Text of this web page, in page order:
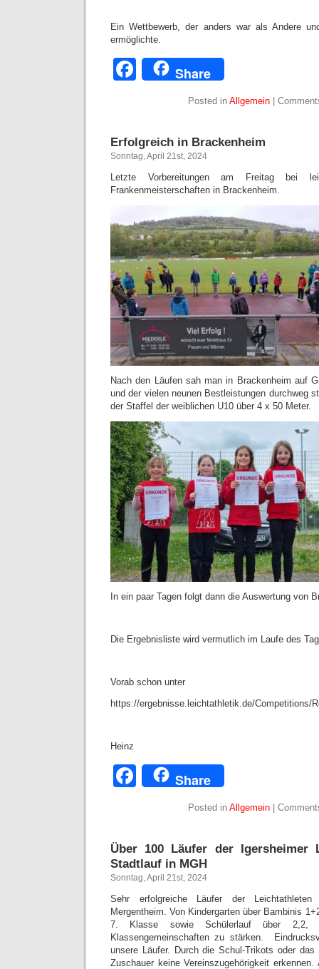
Ein Wettbewerb, der anders war als Andere
ermöglichte.
Facebook
Share
Posted in Allgemein|
Erfolgreich in Brackenheim
Sonntag, April 21st, 2024
Letzte Vorbereitungen am Freitag bei
Frankenmeisterschaften in Brackenheim.
Nach den Läufen sah man in Brackenheim auf
und der vielen neunen Bestleistungen durchweg
der Staffel der weiblichen U10 über 4 x 50 Meter.
In ein paar Tagen folgt dann die Auswertung von
Die Ergebnisliste wird vermutlich im Laufe des
Vorab schon unter
https://ergebnisse.leichtathletik.de/Competitions/
Heinz
Facebook
Share
Posted in Allgemein|
Über 100 Läufer der Igersheimer
Stadtlauf in MGH
Sonntag, April 21st, 2024
Sehr erfolgreiche Läufer der
Mergentheim. Von Kindergarten über Bambinis
7. Klasse sowie Schülerlauf über
Klassengemeinschaften zu stärken.
unsere Läufer. Durch die Schul-Trikots oder
Zuschauer keine Vereinszugehörigkeit